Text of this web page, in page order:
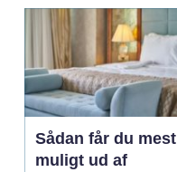
Sådan får du mest
muligt ud af